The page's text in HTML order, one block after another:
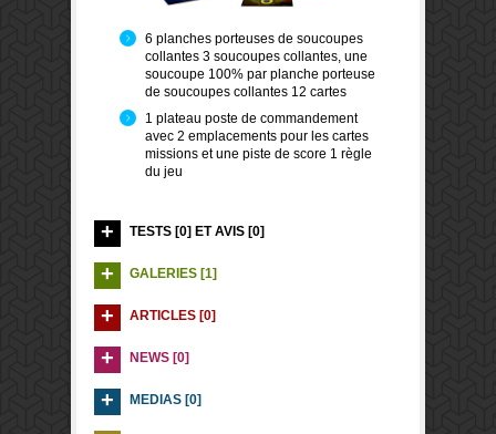
6 planches porteuses de soucoupes
collantes 3 soucoupes collantes, une
soucoupe 100% par planche porteuse
de soucoupes collantes 12 cartes
1 plateau poste de commandement
avec 2 emplacements pour les cartes
missions et une piste de score 1 règle
du jeu
TESTS [0] ET AVIS [0]
GALERIES [1]
ARTICLES [0]
NEWS [0]
MEDIAS [0]